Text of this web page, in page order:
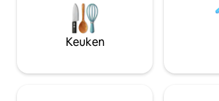
liggen op slechts 10 minuten van de
ongerepte stranden van Bawley en we
bieden vervoer tegen een concurrerend
tarief van en naar nabijgelegen
wijnmakerijen.
Keuken